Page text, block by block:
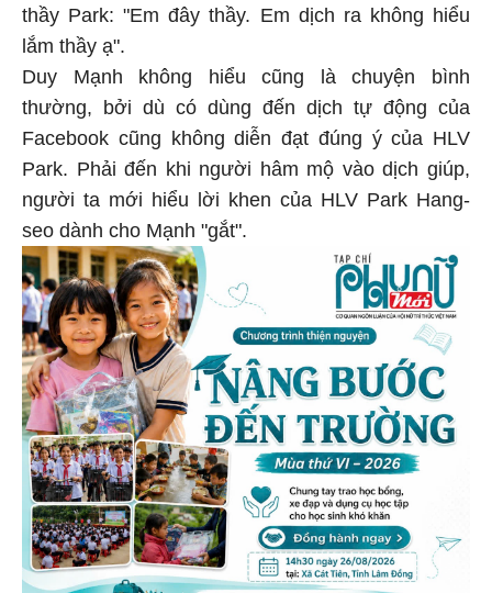
thầy Park: "Em đây thầy. Em dịch ra không hiểu
lắm thầy ạ".
Duy Mạnh không hiểu cũng là chuyện bình
thường, bởi dù có dùng đến dịch tự động của
Facebook cũng không diễn đạt đúng ý của HLV
Park. Phải đến khi người hâm mộ vào dịch giúp,
người ta mới hiểu lời khen của HLV Park Hang-
seo dành cho Mạnh "gắt".